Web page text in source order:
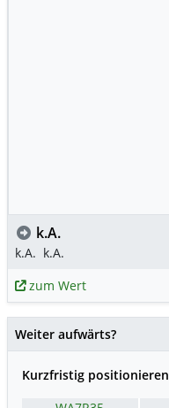
k.A.
k.A. k.A.
zum Wert
Weiter aufwärts?
Kurzfristig positionieren